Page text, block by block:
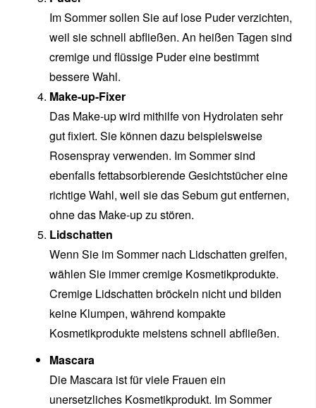
Im Sommer sollen Sie auf lose Puder verzichten,
weil sie schnell abfließen. An heißen Tagen sind
cremige und flüssige Puder eine bestimmt
bessere Wahl.
Make-up-Fixer
Das Make-up wird mithilfe von Hydrolaten sehr
gut fixiert. Sie können dazu beispielsweise
Rosenspray verwenden. Im Sommer sind
ebenfalls fettabsorbierende Gesichtstücher eine
richtige Wahl, weil sie das Sebum gut entfernen,
ohne das Make-up zu stören.
Lidschatten
Wenn Sie im Sommer nach Lidschatten greifen,
wählen Sie immer cremige Kosmetikprodukte.
Cremige Lidschatten bröckeln nicht und bilden
keine Klumpen, während kompakte
Kosmetikprodukte meistens schnell abfließen.
Mascara
Die Mascara ist für viele Frauen ein
unersetzliches Kosmetikprodukt. Im Sommer